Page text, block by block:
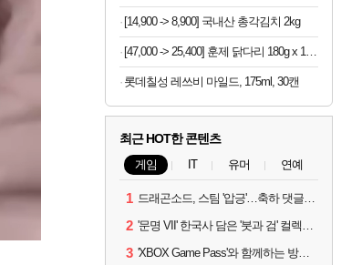
[14,900 -> 8,900] 국내산 총각김치 2kg
[47,000 -> 25,400] 훈제 닭다리 180g x 10개
롯데칠성 레쓰비 마일드, 175ml, 30캔
최근 HOT한 콘텐츠
게임 IT 유머 연예
1 드래곤소드, 스팀 '압긍'…축하 댓글 달고 게임 코드 받자!
2 '문명 VII' 한국사 담은 '붓과 검' 컬렉션 파트 2 출시
3 'XBOX Game Pass'와 함께하는 방구석 피서 게임 4종!